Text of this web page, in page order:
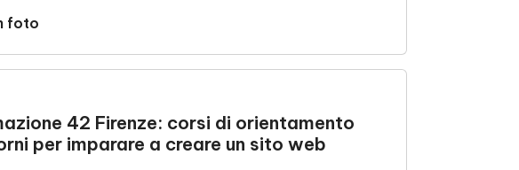
foto
42 Firenze: corsi di orientamento
per imparare a creare un sito web